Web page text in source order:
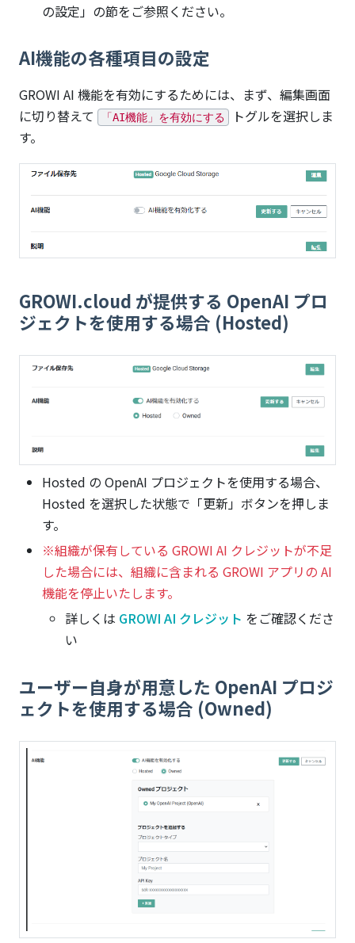
の設定」の節をご参照ください。
AI機能の各種項目の設定
GROWI AI 機能を有効にするためには、まず、編集画面
に切り替えて
「AI機能」を有効にする
トグルを選択しま
す。
GROWI.cloud が提供する OpenAI プロ
ジェクトを使用する場合 (Hosted)
Hosted の OpenAI プロジェクトを使用する場合、
Hosted を選択した状態で「更新」ボタンを押しま
す。
※組織が保有している GROWI AI クレジットが不足
した場合には、組織に含まれる GROWI アプリの AI
機能を停止いたします。
詳しくは GROWI AI クレジット をご確認くださ
い
ユーザー自身が用意した OpenAI プロジ
ェクトを使用する場合 (Owned)